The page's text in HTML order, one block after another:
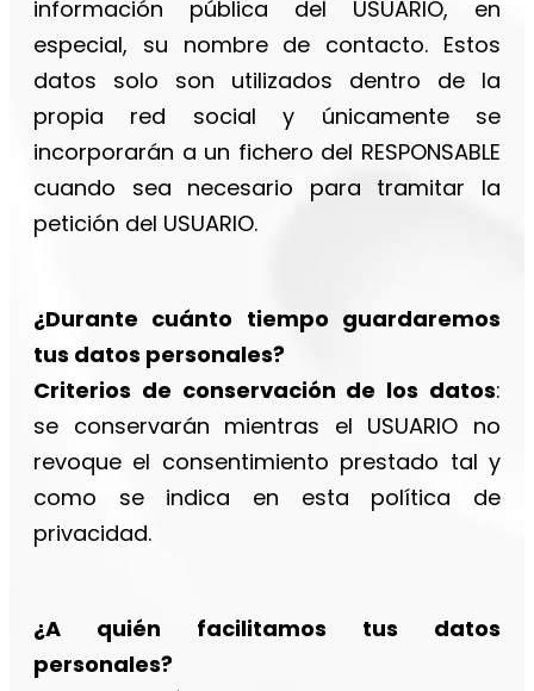
información pública del USUARIO, en
especial, su nombre de contacto. Estos
datos solo son utilizados dentro de la
propia red social y únicamente se
incorporarán a un fichero del RESPONSABLE
cuando sea necesario para tramitar la
petición del USUARIO.
¿Durante cuánto tiempo guardaremos
tus datos personales?
Criterios de conservación de los datos:
se conservarán mientras el USUARIO no
revoque el consentimiento prestado tal y
como se indica en esta política de
privacidad.
¿A quién facilitamos tus datos
personales?